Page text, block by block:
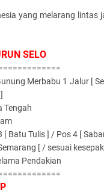
yang melarang
SELO
Merbabu 1 Jalur [
Tengah
[ Batu Tulis ] / Pos 4 [
[ / sesuai
Pendakian